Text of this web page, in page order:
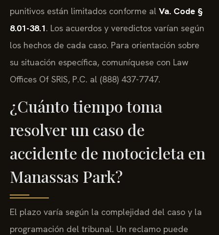
punitivos están limitados conforme al Va. Code §
8.01-38.1. Los acuerdos y veredictos varían según
los hechos de cada caso. Para orientación sobre
su situación específica, comuníquese con Law
Offices Of SRIS, P.C. al (888) 437-7747.
¿Cuánto tiempo toma
resolver un caso de
accidente de motocicleta en
Manassas Park?
El plazo varía según la complejidad del caso y la
programación del tribunal. Un reclamo puede